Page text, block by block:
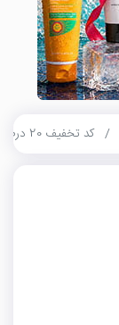
کد تخفیف 20 درصدی محصولات نوپرو روکولند